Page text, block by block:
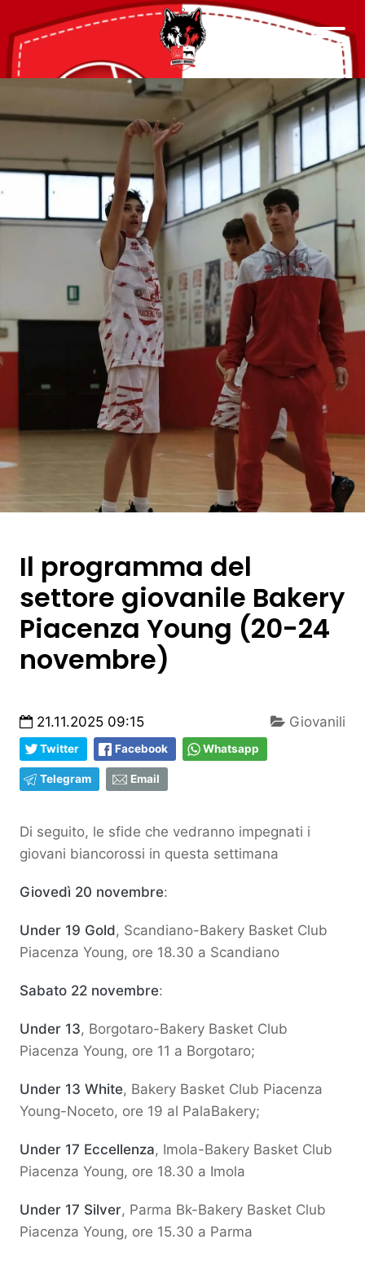
Il programma del
settore giovanile Bakery
Piacenza Young (20-24
novembre)
21.11.2025 09:15 Giovanili
Twitter Facebook Whatsapp
Telegram Email
Di seguito, le sfide che vedranno impegnati i
giovani biancorossi in questa settimana
Giovedì 20 novembre:
Under 19 Gold, Scandiano-Bakery Basket Club
Piacenza Young, ore 18.30 a Scandiano
Sabato 22 novembre:
Under 13, Borgotaro-Bakery Basket Club
Piacenza Young, ore 11 a Borgotaro;
Under 13 White, Bakery Basket Club Piacenza
Young-Noceto, ore 19 al PalaBakery;
Under 17 Eccellenza, Imola-Bakery Basket Club
Piacenza Young, ore 18.30 a Imola
Under 17 Silver, Parma Bk-Bakery Basket Club
Piacenza Young, ore 15.30 a Parma